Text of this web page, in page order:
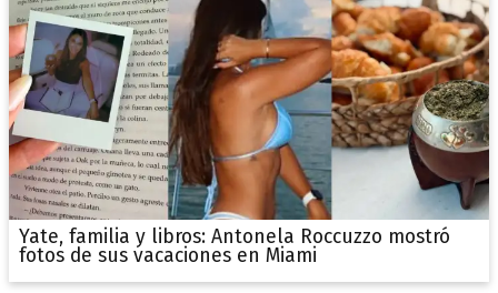
Yate, familia y libros: Antonela Roccuzzo mostró
fotos de sus vacaciones en Miami